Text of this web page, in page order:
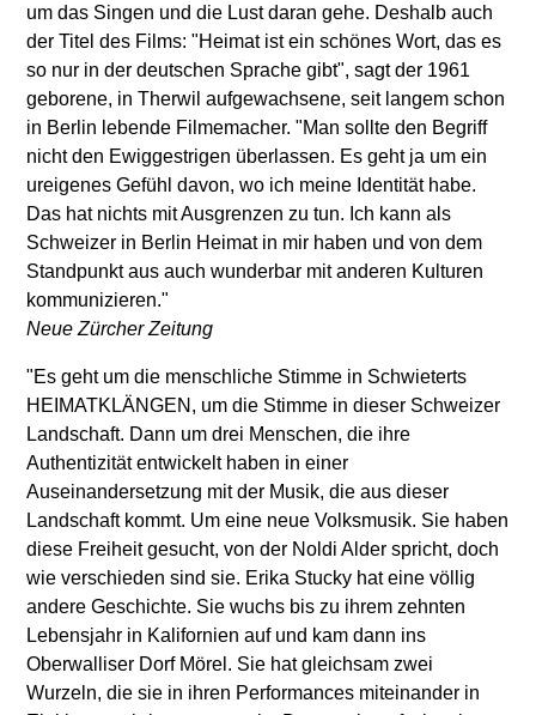
um das Singen und die Lust daran gehe. Deshalb auch
der Titel des Films: "Heimat ist ein schönes Wort, das es
so nur in der deutschen Sprache gibt", sagt der 1961
geborene, in Therwil aufgewachsene, seit langem schon
in Berlin lebende Filmemacher. "Man sollte den Begriff
nicht den Ewiggestrigen überlassen. Es geht ja um ein
ureigenes Gefühl davon, wo ich meine Identität habe.
Das hat nichts mit Ausgrenzen zu tun. Ich kann als
Schweizer in Berlin Heimat in mir haben und von dem
Standpunkt aus auch wunderbar mit anderen Kulturen
kommunizieren."
Neue Zürcher Zeitung
"Es geht um die menschliche Stimme in Schwieterts
HEIMATKLÄNGEN, um die Stimme in dieser Schweizer
Landschaft. Dann um drei Menschen, die ihre
Authentizität entwickelt haben in einer
Auseinandersetzung mit der Musik, die aus dieser
Landschaft kommt. Um eine neue Volksmusik. Sie haben
diese Freiheit gesucht, von der Noldi Alder spricht, doch
wie verschieden sind sie. Erika Stucky hat eine völlig
andere Geschichte. Sie wuchs bis zu ihrem zehnten
Lebensjahr in Kalifornien auf und kam dann ins
Oberwalliser Dorf Mörel. Sie hat gleichsam zwei
Wurzeln, die sie in ihren Performances miteinander in